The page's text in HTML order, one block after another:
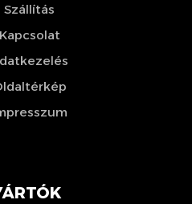
Szállítás
Kapcsolat